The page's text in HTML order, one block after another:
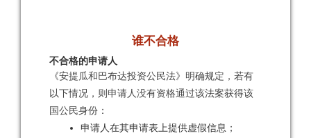
谁不合格
不合格的申请人
​《安提瓜和巴布达投资公民法》明确规定，若有
以下情况，则申请人没有资格通过该法案获得该
国公民身份：
申请人在其申请表上提供虚假信息；